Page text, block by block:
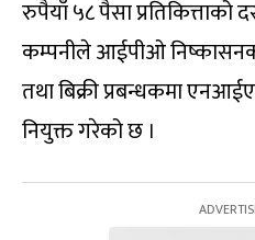
रुपैयाँ ५८ पैसा प्रतिकित्ताको
कम्पनीले आईपीओ
तथा बिक्री प्रबन्धकमा
नियुक्त गरेको छ ।